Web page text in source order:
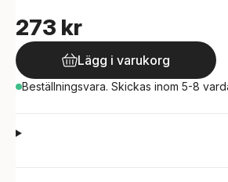
273 kr
Lägg i varukorg
Beställningsvara. Skickas inom 5-8